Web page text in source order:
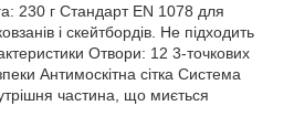
230 г Стандарт EN 1078 для
і скейтбордів. Не підходить
Отвори: 12 3-точкових
Антимоскітна сітка Система
частина, що миється